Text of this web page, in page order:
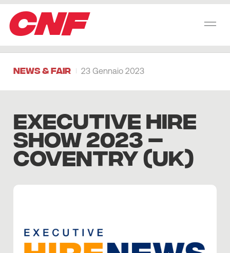
CNF
News & Fair 23 Gennaio 2023
EXECUTIVE HIRE
SHOW 2023 –
COVENTRY (UK)